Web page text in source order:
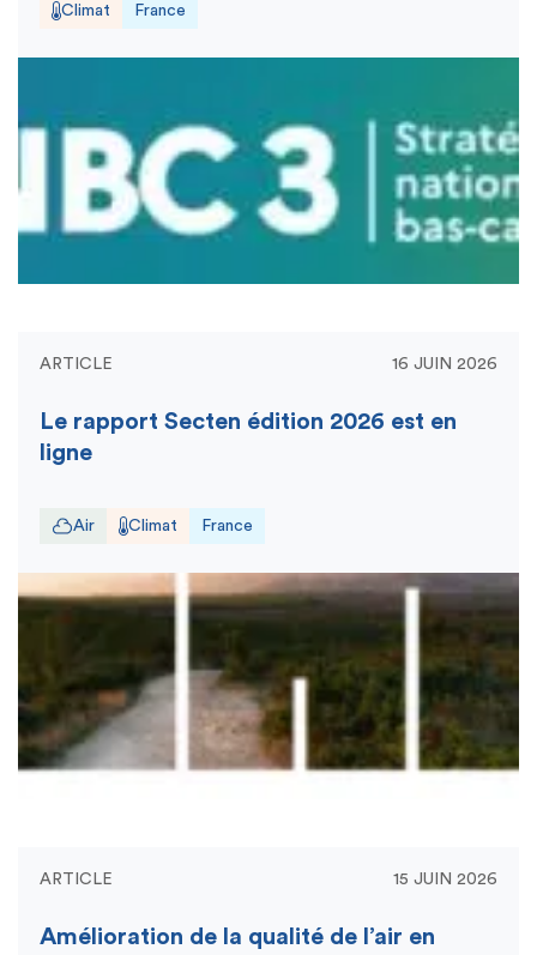
Climat France
ARTICLE 16 JUIN 2026
Le rapport Secten édition 2026 est en
ligne
Air Climat France
ARTICLE 15 JUIN 2026
Amélioration de la qualité de l’air en